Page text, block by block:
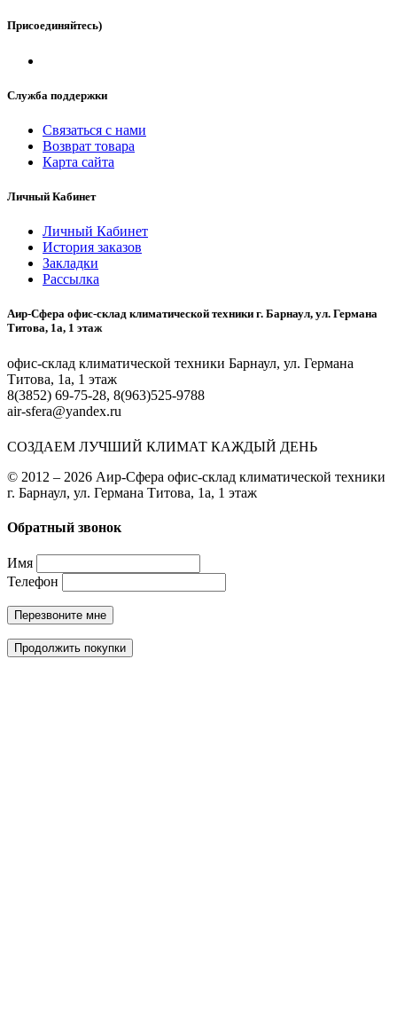
Присоединяйтесь)
Служба поддержки
Связаться с нами
Возврат товара
Карта сайта
Личный Кабинет
Личный Кабинет
История заказов
Закладки
Рассылка
Аир-Сфера офис-склад климатической техники г. Барнаул, ул. Германа
Титова, 1а, 1 этаж
офис-склад климатической техники Барнаул, ул. Германа
Титова, 1а, 1 этаж
8(3852) 69-75-28, 8(963)525-9788
air-sfera@yandex.ru
СОЗДАЕМ ЛУЧШИЙ КЛИМАТ КАЖДЫЙ ДЕНЬ
© 2012 – 2026 Аир-Сфера офис-склад климатической техники
г. Барнаул, ул. Германа Титова, 1а, 1 этаж
Обратный звонок
Имя
Телефон
Перезвоните мне
Продолжить покупки